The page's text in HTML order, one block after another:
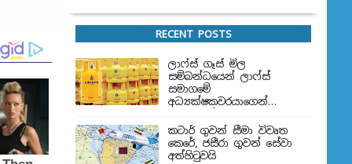
RECENT POSTS
ලාෆ්ස් ගෑස් මිල
සම්බන්ධයෙන් ලාෆ්ස්
සමාගමේ
අධ්‍යක්ෂකවරයාගෙන්
කටාර් ගුවන් සීමා විවෘත
කෙරේ, ජසීරා ගුවන් සේවා
අත්හි‍ටුවයි